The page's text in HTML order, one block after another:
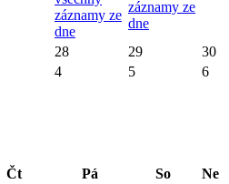
záznamy ze
dne
záznamy ze
dne
28 29
30
4 5 6
Čt Pá So Ne